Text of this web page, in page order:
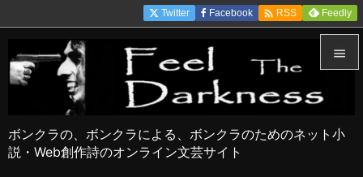
ボンクラの、ボンクラによる、ボンクラのためのネット小
説・Web創作詩のオンライン文芸サイト


Twitter Facebook  RSS Feedly